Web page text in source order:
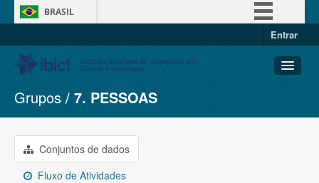
BRASIL
Entrar
Conjuntos de dados
Organizações
Grupos
Sobre
Grupos 7. PESSOAS
Conjuntos de dados
Fluxo de Atividades